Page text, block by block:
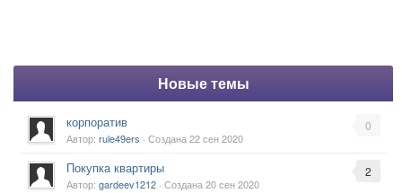
Новые темы
0
корпоратив
Автор: rule49ers · Создана22 сен 2020
2
Покупка квартиры
Автор: gardeev1212 · Создана20 сен 2020